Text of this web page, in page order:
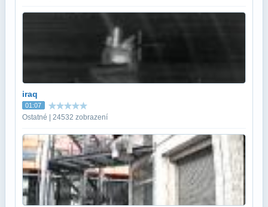
iraq
01:07
Ostatné | 24532 zobrazení